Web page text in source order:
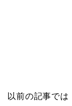
以前の記事では